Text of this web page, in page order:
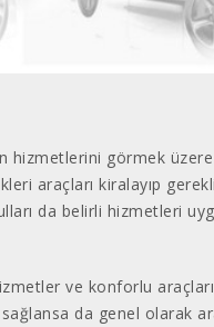
hizmetlerini görmek
araçları kiralayıp
da belirli hizmetleri
ve konforlu
da genel olarak